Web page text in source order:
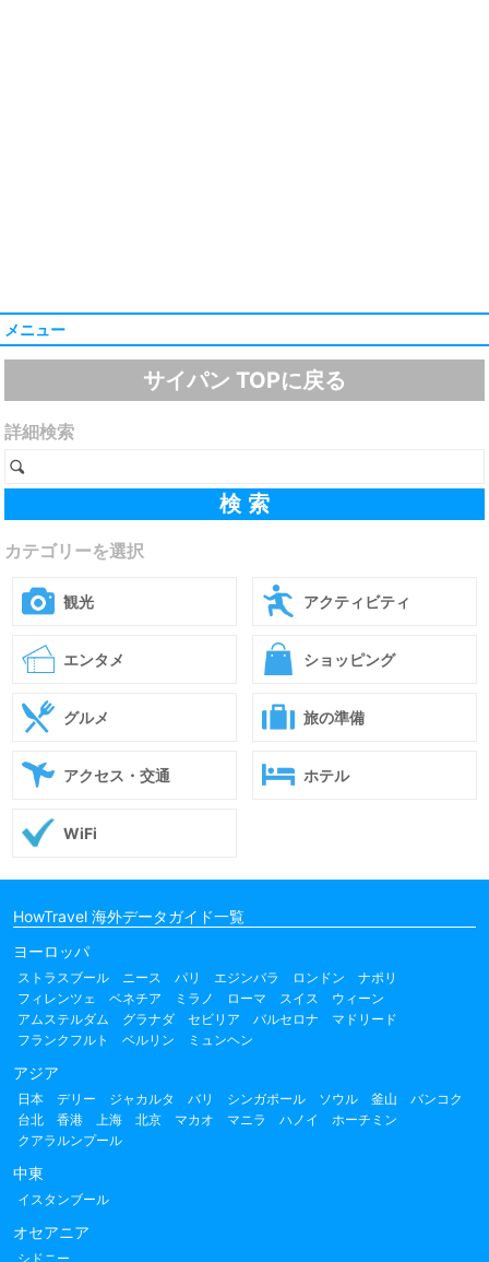
メニュー
サイパン TOPに戻る
詳細検索
カテゴリーを選択
観光 アクティビティ
エンタメ ショッピング
グルメ 旅の準備
アクセス・交通 ホテル
WiFi
HowTravel 海外データガイド一覧
ヨーロッパ
ストラスブール ニース パリ エジンバラ ロンドン
ナポリ
フィレンツェ
ベネチア ミラノ ローマ スイス
ウィーン
アムステルダム
グラナダ セビリア バルセロナ
マドリード
フランクフルト
ベルリン ミュンヘン
アジア
日本 デリー ジャカルタ バリ シンガポール ソウル 釜山
バンコク
台北
香港 上海 北京 マカオ マニラ ハノイ
ホーチミン
クアラルンプール
中東
イスタンブール
オセアニア
シドニー